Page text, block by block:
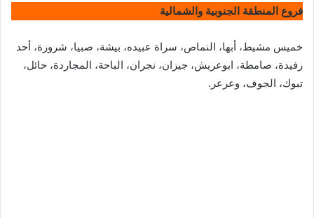
فروع المنطقة الجنوبية والشمالية
خميس مشيط، أبها، النماص، سراة عبيده، بيشة، صبيا، شرورة، أحد
رفيدة، صامطة، ابوعريش، جيزان، نجران، الباحة، المجاردة، حائل،
تبوك، الجوف، وعرعر.